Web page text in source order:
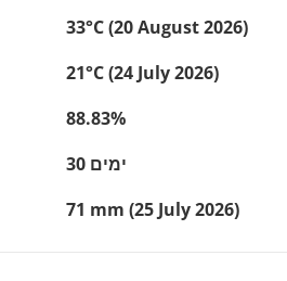
33°C (20 August 2026)
21°C (24 July 2026)
88.83%
30 ימים
71 mm (25 July 2026)